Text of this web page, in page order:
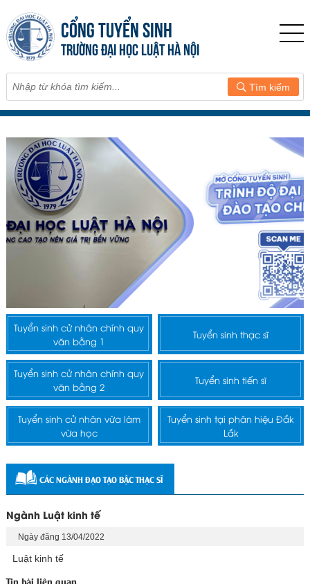
CỔNG TUYỂN SINH
TRƯỜNG ĐẠI HỌC LUẬT HÀ NỘI
Tìm kiếm
Tuyển sinh cử nhân chính quy
văn bằng 1
Tuyển sinh thạc sĩ
Tuyển sinh cử nhân chính quy
văn bằng 2
Tuyển sinh tiến sĩ
Tuyển sinh cử nhân vừa làm
vừa học
Tuyển sinh tại phân hiệu Đắk
Lắk
CÁC NGÀNH ĐẠO TẠO BẬC THẠC SĨ
Ngành Luật kinh tế
Ngày đăng 13/04/2022
Luật kinh tế
Tin bài liên quan